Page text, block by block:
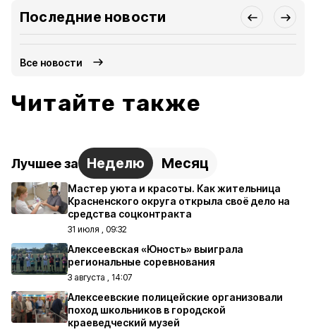
Последние новости
Все новости
Читайте также
Лучшее за Неделю Месяц
Мастер уюта и красоты. Как жительница
Красненского округа открыла своё дело на
средства соцконтракта
31 июля , 09:32
Алексеевская «Юность» выиграла
региональные соревнования
3 августа , 14:07
Алексеевские полицейские организовали
поход школьников в городской
краеведческий музей